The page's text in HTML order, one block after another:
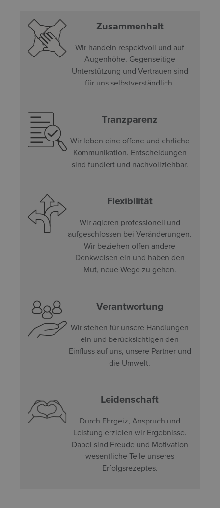
Zusammenhalt
Wir handeln respektvoll und auf
Augenhöhe. Gegenseitige
Unterstützung und Vertrauen sind
für uns selbstverständlich.
Tranzparenz
Wir leben eine offene und ehrliche
Kommunikation. Entscheidungen
sind fundiert und nachvollziehbar.
Flexibilität
Wir agieren professionell und
aufgeschlossen bei Veränderungen.
Wir beziehen offen andere
Denkweisen ein und haben den
Mut, neue Wege zu gehen.
Verantwortung
Wir stehen für unsere Handlungen
ein und berücksichtigen den
Einfluss auf uns, unsere Partner und
die Umwelt.
Leidenschaft
Durch Ehrgeiz, Anspruch und
Leistung erzielen wir Ergebnisse.
Dabei sind Freude und Motivation
wesentliche Teile unseres
Erfolgsrezeptes.